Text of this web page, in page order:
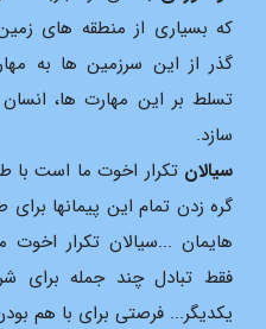
که بسیارى از منطقه هاى
گذر از این سرزمین ها به
تسلط بر این مهارت ها،
سازد.
سیالان تکرار اخوت ما است
گره زدن تمام این پیمانها
هایمان ...سیالان تکرار
فقط تبادل چند جمله برای
یکدیگر... فرصتی برای با هم